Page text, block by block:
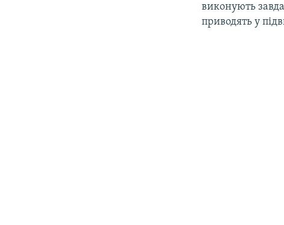
виконують
приводять у